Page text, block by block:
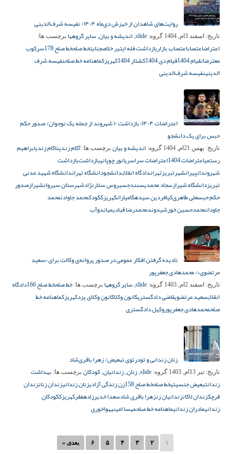
روایت‌های شاهدان از خیزش دی‌ماه ۱۴۰۴/ نفیسه شرف‌الدینی
تاریخ: اسفند 3ام, 1404 گروه: slide
, اندیشه و بیان, سایر گروهها برچسب ها:
اعتراضاعتصاباعتصاب بازاربازداشت فله ایتیر خلاصجنایتخط صلحخط صلح 178
سرکوب
معترضانقیام 1404 قیام دی 1404 کشتار 1404 کهریزکماهنامه خط صلحنفیسه شرف‌
الدینینفیسه شرف‌الدینی
اعتراضات ۱۴۰۴؛ بازداشت ۱۰ شهروند از جمله یک نوجوان/ صدور حکم
حبس برای یک دانشجو
تاریخ: بهمن 21ام, 1404 گروه: اندیشه و بیان برچسب ها: آکام زندیئاکام زندیابراهیم
رستمیاعتراضات 1404 اعتراضات سراسریانور چوپانیبازداشت‌بازداشت
شهروندانپیرانشهرتبریزتهراندادگاه انقلابدانشجودانشگاه تهراندانشگاه شهید مدنی
تبریزدانشگاه شیرازسجاد محمدیسنندجسیروس ستارنژادشهرستان سیروانشیرازصدور
حکم حبسعلی طاهری‌کیافردین سیدهکامیارانکهریزککودکمحمد جاوادنمحمد
جاودانمحمدحسین خورشیدوندمحمدرضا قبادیمیاندوآب
نادیده گرفتن افکار عمومی در صدور پروانه‌ی وکالت برای «سعید
مرتضوی»/ محمدهادی جعفرپور
تاریخ: اسفند 2ام, 1403 گروه: slide
, سایر گروهها برچسب ها: خط صلحخط صلح 166
دادگاه
انقلابسعید مرتضویقاضی دادگستریکانون وکلاکانون وکلای یزدکهریزکماهنامه خط
صلحمحمدهادی جعفرپوروکیل دادگستری
زنان زندانی و تودرتوی تبعیض/ زهرا باقری‌شاد
تاریخ: تیر 13ام, 1403 گروه: slide
, زنان, زندانیان, کودکان برچسب ها: بهداشت
زندانتبعیض جنسیتیخط صلحخط صلح 158 زن زندگی آزادیزنان زندانیزندان زنانزندان
قرچکزندان لاکانزندانیان زنزهرا باقری شادسعدا خدیرزادهفقرکهریزککودکان
زندانیمادران زندانیماهنامه خط صلحمهسا امینیهواخوری
۱ ۲ ۳ ۴ ۵ ۶ بعدی »